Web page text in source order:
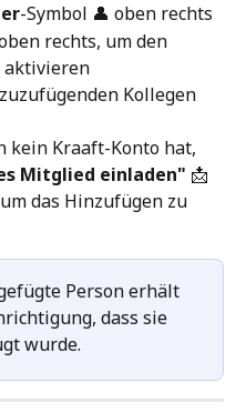
-Symbol 👤 oben rechts
rechts, um den
aktivieren
Kollegen
kein Kraaft-Konto hat,
Mitglied einladen" 📩
das Hinzufügen zu
Person erhält
dass sie
wurde.